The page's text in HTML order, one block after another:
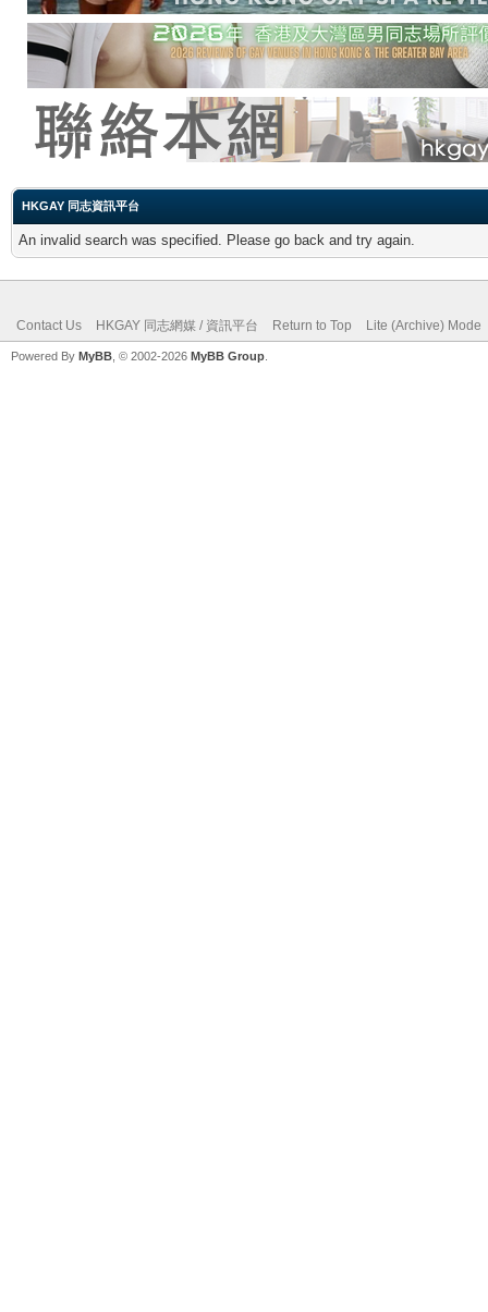
HKGAY 同志資訊平台
An invalid search was specified. Please go back and try again.
Contact Us HKGAY 同志網媒 / 資訊平台 Return to Top Lite (Archive) Mode
Powered By MyBB , © 2002-2026 MyBB Group